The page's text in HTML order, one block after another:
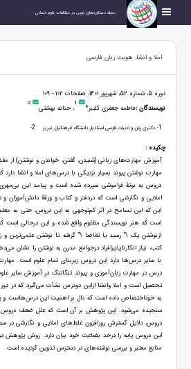
مجله دستاوردهای نوین در مطالعات علوم انسانی
املا و انشا، هویت زبان فارسی
دوره 5، شماره 52، شهریور 1401، صفحات 102 - 109
نویسندگان :فاطمه جعفری کلیبر* 1، حنانه بهشتی 2
1- دکتری زبان و ادبیات فارسی استادیار دانشگاه فرهنکیان تبریز 2
-
چکیده :
آموزش مهارت‌های زبانی (شنیدن، گفتن، خواندن و نوشتن) از
مهارت نوشتن پیوند بسیار نزدیکی با درس‌های املا و انشا دارد
دروس به بوتۀ فراموشی سپرده شده است و پیامد این
املایی و نگارشی است که دردفتر و کتاب و ورقۀ دانش‌آموزان و
این که این تسامح در اثر کم‌توجهی به این دروس، حتی به
است که هنر نویسندگی مظلوم واقع شده و این درحالی است
ازنوشتنِ یک \" رسید یا تقاضا \" گرفته تا نوشتن علمی‌ترین و
کتب، نیاز انکارناپذیرافراد درجوامع مدرن به نوشتن را نشان
با سایر درس‌ها دارد این دروس زیربنای تمام علوم است.
درس در مهارت زبان‌آموزی و پیوند تنگاتنگ در آموزش سایر علوم
تحصیل است و املا وانشا ازاین دودرس نشأت می‌گیرد که در
به خوداختصاص داده است که دال بر اهمیت این درس‌هاست و
سنجیده می‌شود. این پژوهش بر آن است که علل ضعف دروس
دروس، دلایل گسترش روزافزون غلط‌های املایی و نگارشی در
این دروس پایه را درحد بضاعت خود بیان دارد. روش پژوهش
منابع معتبر و بررسی نوشته‌های در دسترس تدوین گردیده ‌است.